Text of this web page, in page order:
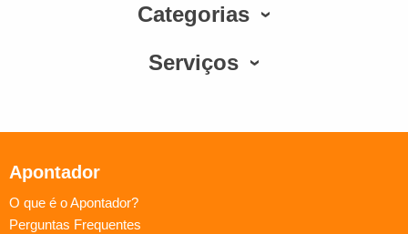
Categorias
Serviços
Apontador
O que é o Apontador?
Perguntas Frequentes